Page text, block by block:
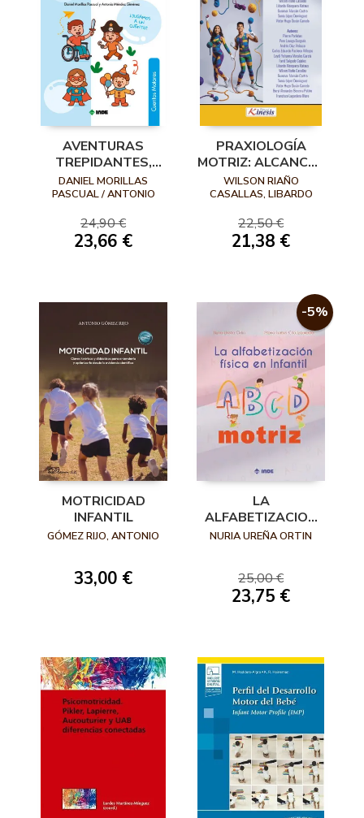
AVENTURAS
TREPIDANTES,
INOLVIDABLES Y
ALUCINANTES
DANIEL MORILLAS
PASCUAL / ANTONIO
24,90 €
23,66 €
PRAXIOLOGÍA
MOTRIZ: ALCANCES
Y POSIBILIDADES
WILSON RIAÑO
CASALLAS, LIBARDO
GUIOMAR ALARCÓN
CASTRO, SONIA LÓPEZ
DOMÍNGUEZ, VÍCTOR
22,50 €
21,38 €
MOTRICIDAD
INFANTIL
GÓMEZ RIJO, ANTONIO
33,00 €
-5%
LA
ALFABETIZACION
FISICA EN INFANTIL
NURIA UREÑA ORTIN
25,00 €
23,75 €